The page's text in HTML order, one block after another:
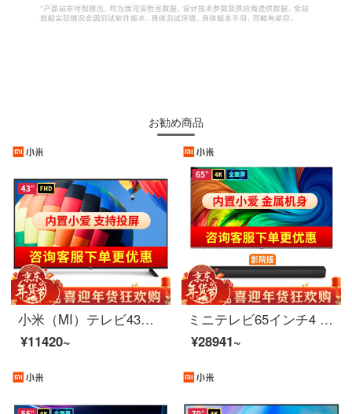
お勧め商品
小米（MI）テレビ43インチハイビジョンwifiネットワークスマート音声リモコン液晶赤米薄型テレビリビングルームカラーテレビRedmi A 43インチ（速達価格保証）
¥11420~
ミニテレビ65インチ4 K超高精細人工知能言語リモコンwifiネットワーク液晶カラーテレビタブレット映画館版：ミニテレビE 65 S 65インチ+テレビ音響標準装備
¥28941~